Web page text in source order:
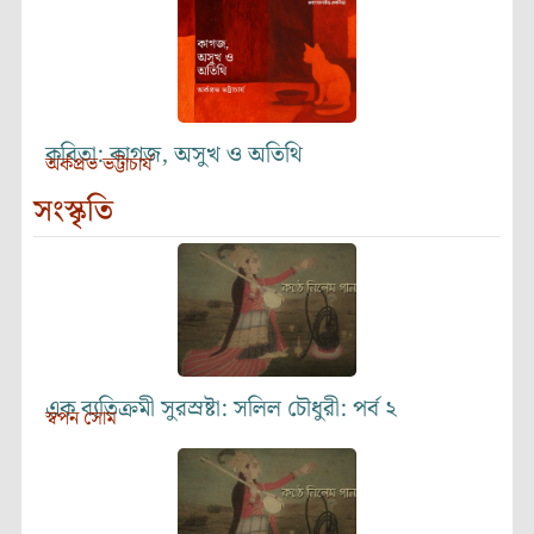
কবিতা: কাগজ, অসুখ ও অতিথি
অর্কপ্রভ ভট্টাচার্য
সংস্কৃতি
এক ব্যতিক্রমী সুরস্রষ্টা: সলিল চৌধুরী: পর্ব ২
স্বপন সোম